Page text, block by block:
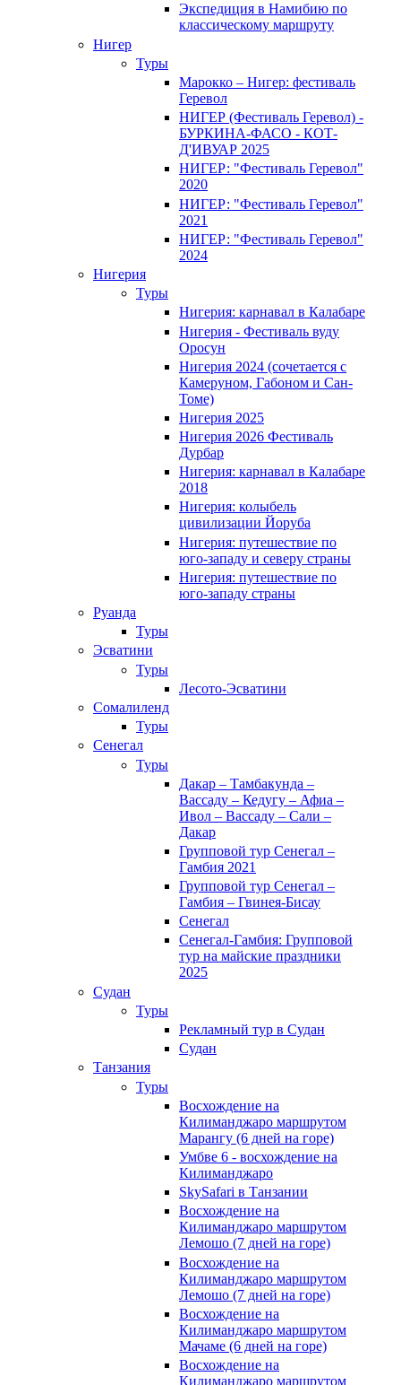
Экспедиция в Намибию по
классическому маршруту
Нигер
Туры
Марокко – Нигер: фестиваль
Геревол
НИГЕР (Фестиваль Геревол) -
БУРКИНА-ФАСО - КОТ-
Д'ИВУАР 2025
НИГЕР: "Фестиваль Геревол"
2020
НИГЕР: "Фестиваль Геревол"
2021
НИГЕР: "Фестиваль Геревол"
2024
Нигерия
Туры
Нигерия: карнавал в Калабаре
Нигерия - Фестиваль вуду
Оросун
Нигерия 2024 (сочетается с
Камеруном, Габоном и Сан-
Томе)
Нигерия 2025
Нигерия 2026 Фестиваль
Дурбар
Нигерия: карнавал в Калабаре
2018
Нигерия: колыбель
цивилизации Йоруба
Нигерия: путешествие по
юго-западу и северу страны
Нигерия: путешествие по
юго-западу страны
Руанда
Туры
Эсватини
Туры
Лесото-Эсватини
Сомалиленд
Туры
Сенегал
Туры
Дакар – Тамбакунда –
Вассаду – Кедугу – Афиа –
Ивол – Вассаду – Сали –
Дакар
Групповой тур Сенегал –
Гамбия 2021
Групповой тур Сенегал –
Гамбия – Гвинея-Бисау
Сенегал
Сенегал-Гамбия: Групповой
тур на майские праздники
2025
Судан
Туры
Рекламный тур в Cудан
Cудан
Танзания
Туры
Восхождение на
Килиманджаро маршрутом
Марангу (6 дней на горе)
Умбве 6 - восхождение на
Килиманджаро
SkySafari в Танзании
Восхождение на
Килиманджаро маршрутом
Лемошо (7 дней на горе)
Восхождение на
Килиманджаро маршрутом
Лемошо (7 дней на горе)
Восхождение на
Килиманджаро маршрутом
Мачаме (6 дней на горе)
Восхождение на
Килиманджаро маршрутом